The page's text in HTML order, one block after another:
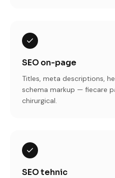
SEO on-page
Titles, meta descriptions,
schema markup — fiecare
chirurgical.
SEO tehnic